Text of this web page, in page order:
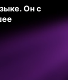
Он с